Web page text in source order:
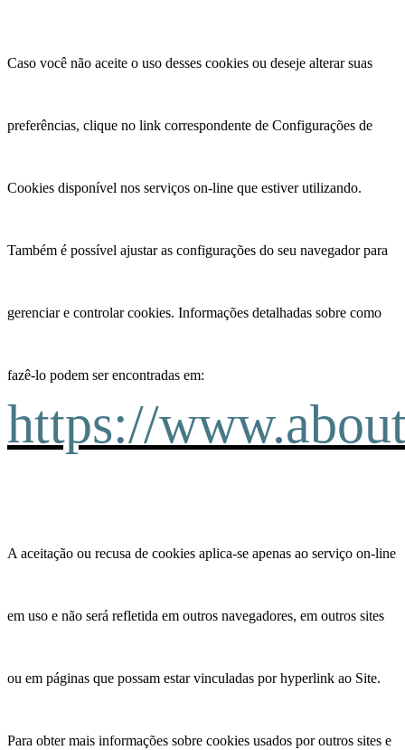
Caso você não aceite o uso desses cookies ou deseje alterar suas
preferências, clique no link correspondente de Configurações de
Cookies disponível nos serviços on-line que estiver utilizando.
Também é possível ajustar as configurações do seu navegador para
gerenciar e controlar cookies. Informações detalhadas sobre como
fazê-lo podem ser encontradas em:
https://
A aceitação ou recusa de cookies aplica-se apenas ao serviço on-line
em uso e não será refletida em outros navegadores, em outros sites
ou em páginas que possam estar vinculadas por hyperlink ao Site.
Para obter mais informações sobre cookies usados por outros sites e